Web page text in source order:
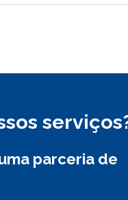
parceria de